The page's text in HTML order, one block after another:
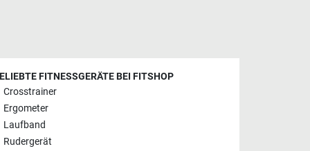
FITNESSGERÄTE BEI FITSHOP
Crosstrainer
Ergometer
Laufband
Rudergerät